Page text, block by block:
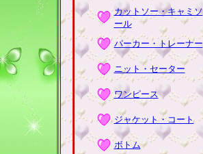
カットソー・キャミソ
ール
パーカー・トレーナー
ニット・セーター
ワンピース
ジャケット・コート
ボトム